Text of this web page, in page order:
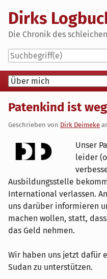
content
Dirks
Die Chronik des
Navigation
Patenkind ist
Geschrieben von Dirk Deimeke
Unser
leider
Ausbildungsstelle
International verlassen.
uns darüber informieren
machen wollen, statt,
das Geld nehmen.
Wir haben uns jetzt dafür
Sudan zu unterstützen.